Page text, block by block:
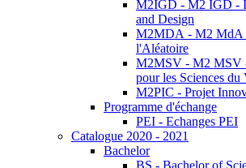
M2IGD - M2 IGD -
and Design
M2MDA - M2 MdA
l'Aléatoire
M2MSV - M2 MSV
pour les Sciences du
M2PIC - Projet
Programme d'échange
PEI - Echanges PEI
Catalogue 2020 - 2021
Bachelor
BS - Bachelor of